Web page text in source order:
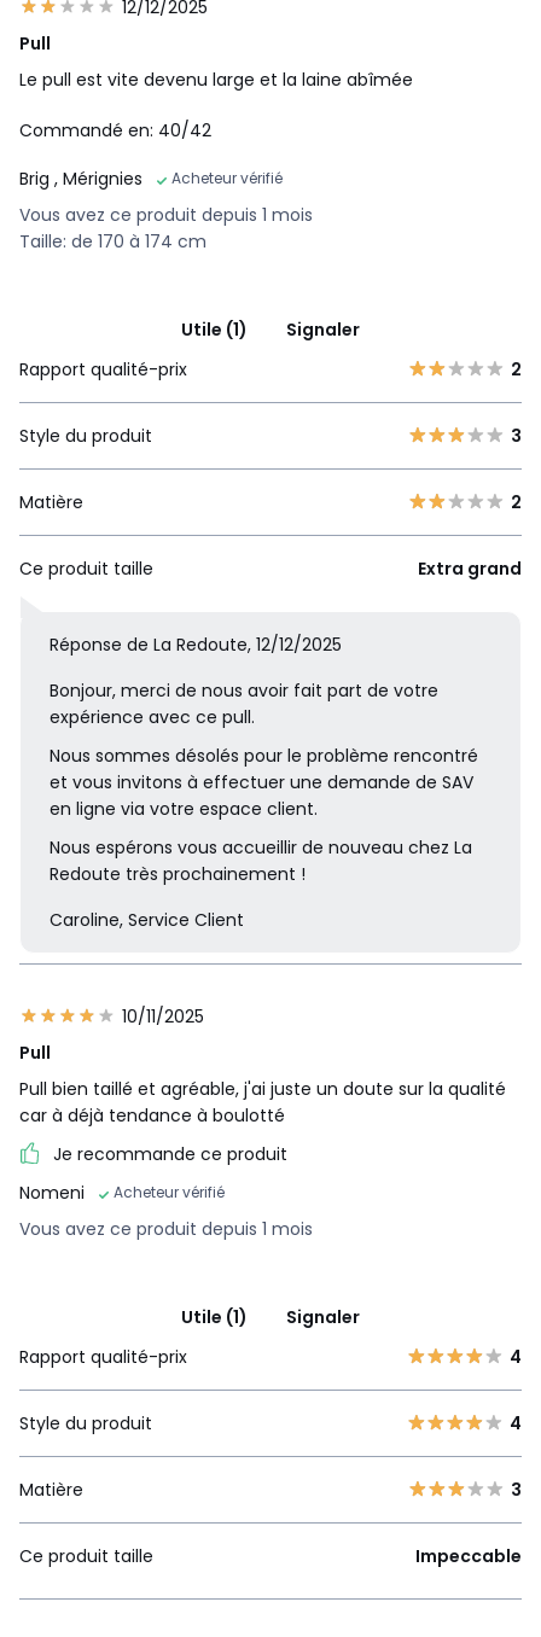
12/12/2025
Pull
Le pull est vite devenu large et la laine abîmée
Commandé en: 40/42
Brig , Mérignies Acheteur vérifié
Vous avez ce produit depuis 1 mois
Taille: de 170 à 174 cm
Utile (1)
Signaler
Rapport qualité-prix
2
Style du produit 3
Matière 2
Ce produit taille Extra grand
Réponse de La Redoute, 12/12/2025
Bonjour, merci de nous avoir fait part de votre
expérience avec ce pull.
Nous sommes désolés pour le problème rencontré
et vous invitons à effectuer une demande de SAV
en ligne via votre espace client.
Nous espérons vous accueillir de nouveau chez La
Redoute très prochainement !
Caroline, Service Client
10/11/2025
Pull
Pull bien taillé et agréable, j'ai juste un doute sur la qualité
car à déjà tendance à boulotté
Je recommande ce produit
Nomeni
Acheteur vérifié
Vous avez ce produit depuis 1 mois
Utile (1)
Signaler
Rapport qualité-prix
4
Style du produit 4
Matière 3
Ce produit taille Impeccable